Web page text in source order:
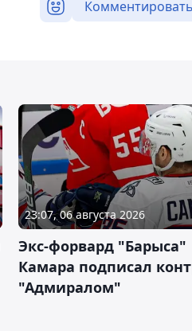
Комментировать
23:07, 06 августа 2026
Экс-форвард "Барыса"
Камара подписал
"Адмиралом"